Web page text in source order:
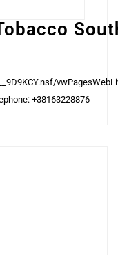
+38163228876